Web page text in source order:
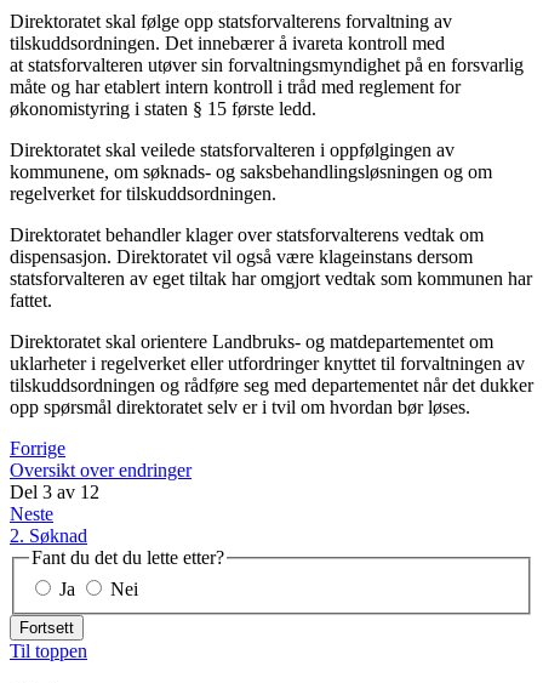
Direktoratet skal følge opp statsforvalterens forvaltning av
tilskuddsordningen. Det innebærer å ivareta kontroll med
at statsforvalteren utøver sin forvaltningsmyndighet på en forsvarlig
måte og har etablert intern kontroll i tråd med reglement for
økonomistyring i staten § 15 første ledd.
Direktoratet skal veilede statsforvalteren i oppfølgingen av
kommunene, om søknads- og saksbehandlingsløsningen og om
regelverket for tilskuddsordningen.
Direktoratet behandler klager over statsforvalterens vedtak om
dispensasjon. Direktoratet vil også være klageinstans dersom
statsforvalteren av eget tiltak har omgjort vedtak som kommunen har
fattet.
Direktoratet skal orientere Landbruks- og matdepartementet om
uklarheter i regelverket eller utfordringer knyttet til forvaltningen av
tilskuddsordningen og rådføre seg med departementet når det dukker
opp spørsmål direktoratet selv er i tvil om hvordan bør løses.
Forrige
Oversikt over endringer
Del 3 av 12
Neste
2. Søknad
Fant du det du lette etter?
Ja
Nei
Fortsett
Til toppen